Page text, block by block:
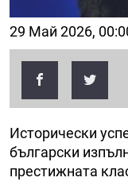
29 Май 2026,
Исторически
български
престижната